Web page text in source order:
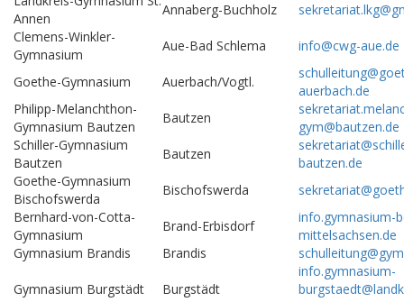
Annen
Annaberg-Buchholz
Clemens-Winkler-
Gymnasium
Aue-Bad Schlema info@cwg-aue.de
Goethe-Gymnasium Auerbach/Vogtl.
auerbach.de
Philipp-Melanchthon-
Gymnasium Bautzen
Bautzen
gym@bautzen.de
Schiller-Gymnasium
Bautzen
Bautzen
bautzen.de
Goethe-Gymnasium
Bischofswerda
Bischofswerda
Bernhard-von-Cotta-
Gymnasium
Brand-Erbisdorf
info.gymnasium-
mittelsachsen.de
Gymnasium Brandis
Brandis
Gymnasium Burgstädt Burgstädt
info.gymnasium-